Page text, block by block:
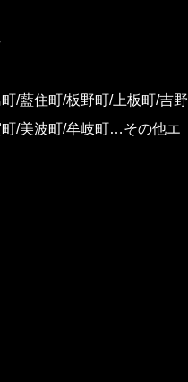
/藍住町/板野町/上板町/吉野
/美波町/牟岐町…その他エ